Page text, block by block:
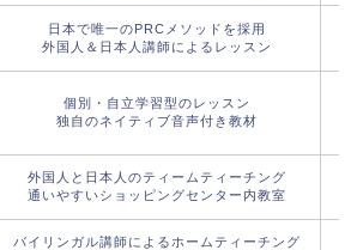
日本で唯一のPRCメソッドを採用
外国人＆日本人講師によるレッスン
個別・自立学習型のレッスン
独自のネイティブ音声付き教材
外国人と日本人のティームティーチング
通いやすいショッピングセンター内教室
バイリンガル講師によるホームティーチング